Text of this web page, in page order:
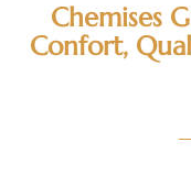
Chemises
Confort,